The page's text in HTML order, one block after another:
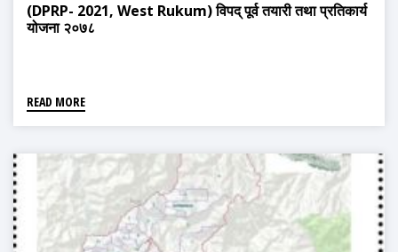
(DPRP- 2021, West Rukum) विपद् पूर्व तयारी तथा प्रतिकार्य
योजना २०७८
READ MORE